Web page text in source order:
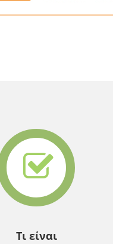
Τι είναι